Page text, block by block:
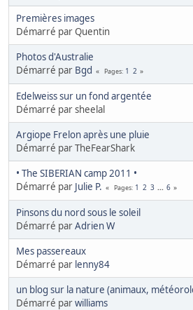
Premières images
Démarré par Quentin
Photos d'Australie
Démarré par Bgd Pages 1 2
Edelweiss sur un fond argentée
Démarré par sheelal
Argiope Frelon après une pluie
Démarré par TheFearShark
• The SIBERIAN camp 2011 •
Démarré par Julie P. Pages 1 2 3 ... 6
Pinsons du nord sous le soleil
Démarré parAdrien W
Mes passereaux
Démarré par lenny84
un blog sur la nature (animaux,
Démarré parwilliams